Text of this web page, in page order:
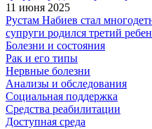
11 июня 2025
Рустам Набиев стал
супруги родился третий
Болезни и состояния
Рак и его типы
Нервные болезни
Анализы и обследования
Социальная поддержка
Средства реабилитации
Доступная среда